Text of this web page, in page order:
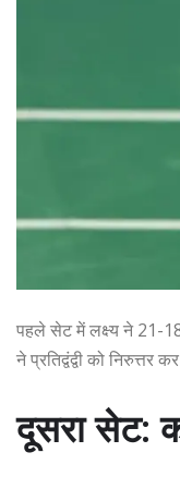
पहले सेट में लक्ष्य ने 21-
ने प्रतिद्वंद्वी को
दूसरा सेट: